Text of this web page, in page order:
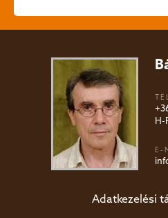
H-
E-
Adatkezelési